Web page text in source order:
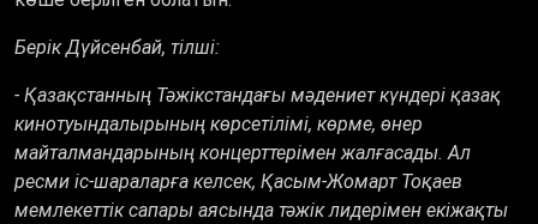
Берік Дүйсенбай, тілші:
- Қазақстанның Тәжікстандағы мәдениет күндері қазақ
кинотуындалырының көрсетілімі, көрме, өнер
майталмандарының концерттерімен жалғасады. Ал
ресми іс-шараларға келсек, Қасым-Жомарт Тоқаев
мемлекеттік сапары аясында тәжік лидерімен екіжақты